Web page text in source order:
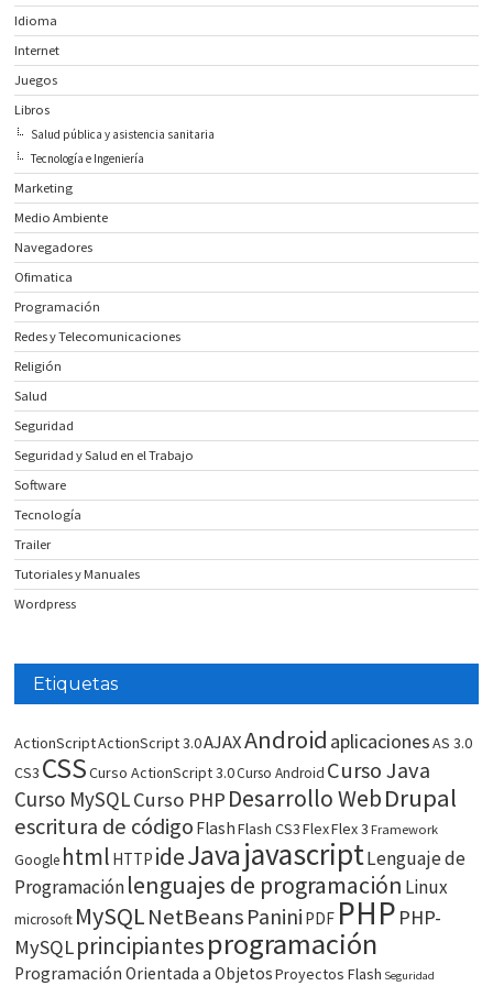
Idioma
Internet
Juegos
Libros
Salud pública y asistencia sanitaria
Tecnología e Ingeniería
Marketing
Medio Ambiente
Navegadores
Ofimatica
Programación
Redes y Telecomunicaciones
Religión
Salud
Seguridad
Seguridad y Salud en el Trabajo
Software
Tecnología
Trailer
Tutoriales y Manuales
Wordpress
Etiquetas
ActionScriptActionScript 3.0AJAXAndroid aplicacionesAS 3.0
CS3 CSSCurso ActionScript 3.0Curso Android Curso Java
Curso MySQLCurso PHP Desarrollo WebDrupal
escritura de código FlashFlash CS3FlexFlex 3 Framework
Google html HTTP ideJavajavascriptLenguaje de
Programaciónlenguajes de programación Linux
microsoft MySQLNetBeans Panini PDF PHP PHP-
MySQLprincipiantesprogramación
Programación Orientada a ObjetosProyectos Flash Seguridad